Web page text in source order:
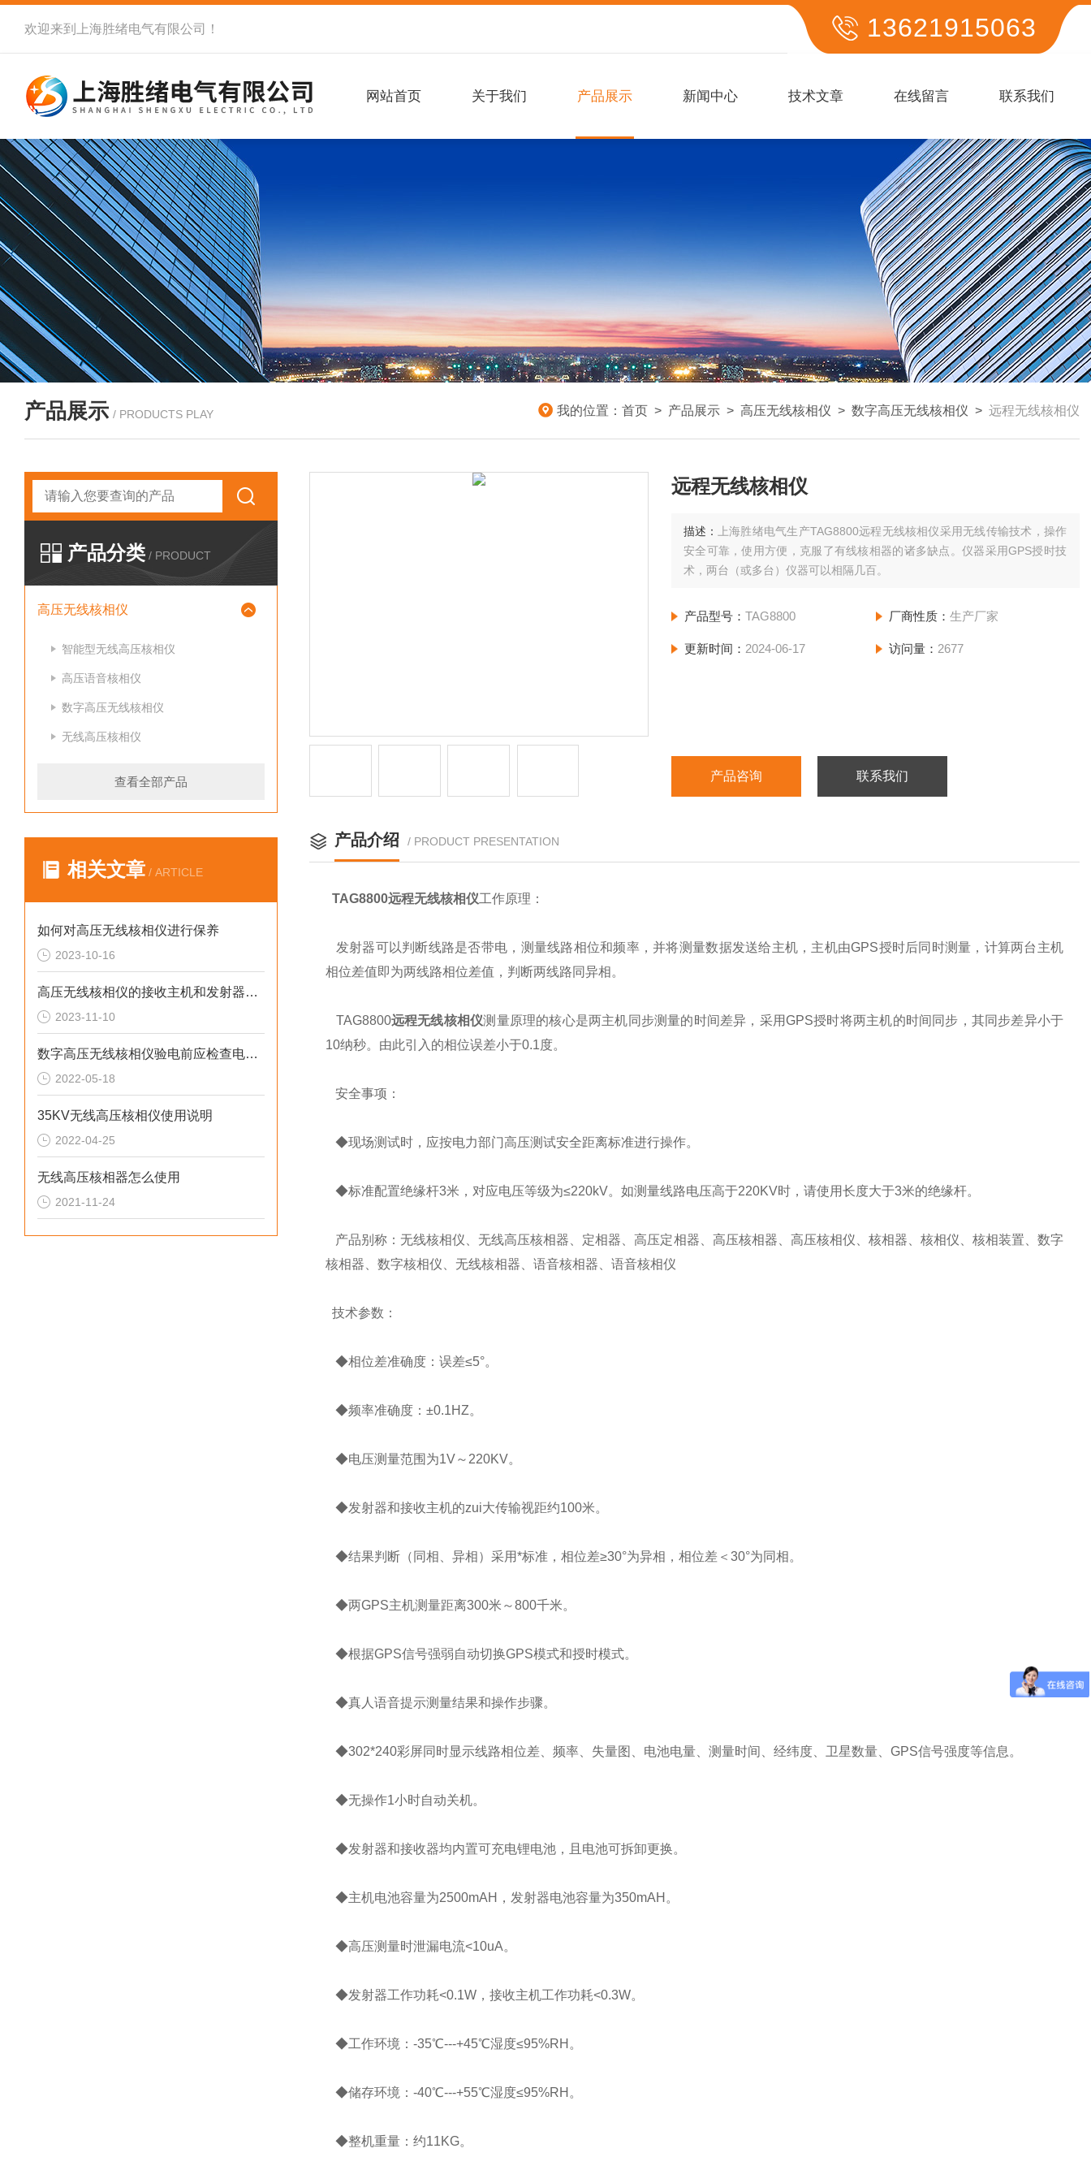
欢迎来到 上海胜绪电气有限公司 ！ 13621915063
网站首页 关于我们 产品展示 新闻中心 技术文章 在线留言 联系我们
产品展示 / PRODUCTS PLAY 我的位置： 首页 > 产品展示 > 高压无线核相仪 > 数字高压无线核相仪 > 远程无线核相仪
产品分类 / PRODUCT
高压无线核相仪
智能型无线高压核相仪
高压语音核相仪
数字高压无线核相仪
无线高压核相仪
查看全部产品
相关文章 / ARTICLE
如何对高压无线核相仪进行保养
2023-10-16
高压无线核相仪的接收主机和发射器如何检测？
2023-11-10
数字高压无线核相仪验电前应检查电镜是否合格
2022-05-18
35KV无线高压核相仪使用说明
2022-04-25
无线高压核相器怎么使用
2021-11-24
远程无线核相仪
描述：
上海胜绪电气生产TAG8800远程无线核相仪采用无线传输技术，操作
安全可靠，使用方便，克服了有线核相器的诸多缺点。仪器采用GPS授时技
术，两台（或多台）仪器可以相隔几百。
产品型号：TAG8800 厂商性质： 生产厂家
更新时间： 2024-06-17 访问量： 2677
产品咨询 联系我们
产品介绍 / PRODUCT PRESENTATION
TAG8800远程无线核相仪工作原理：
发射器可以判断线路是否带电，测量线路相位和频率，并将测量数据发送给主机，主机由GPS授时后同时测量，计算两台主机
相位差值即为两线路相位差值，判断两线路同异相。
TAG8800远程无线核相仪测量原理的核心是两主机同步测量的时间差异，采用GPS授时将两主机的时间同步，其同步差异小于
10纳秒。由此引入的相位误差小于0.1度。
安全事项：
◆现场测试时，应按电力部门高压测试安全距离标准进行操作。
◆标准配置绝缘杆3米，对应电压等级为≤220kV。如测量线路电压高于220KV时，请使用长度大于3米的绝缘杆。
产品别称：无线核相仪、无线高压核相器、定相器、高压定相器、高压核相器、高压核相仪、核相器、核相仪、核相装置、数字
核相器、数字核相仪、无线核相器、语音核相器、语音核相仪
技术参数：
◆相位差准确度：误差≤5°。
◆频率准确度：±0.1HZ。
◆电压测量范围为1V～220KV。
◆发射器和接收主机的zui大传输视距约100米。
◆结果判断（同相、异相）采用*标准，相位差≥30°为异相，相位差＜30°为同相。
◆两GPS主机测量距离300米～800千米。
◆根据GPS信号强弱自动切换GPS模式和授时模式。
◆真人语音提示测量结果和操作步骤。
◆302*240彩屏同时显示线路相位差、频率、失量图、电池电量、测量时间、经纬度、卫星数量、GPS信号强度等信息。
◆无操作1小时自动关机。
◆发射器和接收器均内置可充电锂电池，且电池可拆卸更换。
◆主机电池容量为2500mAH，发射器电池容量为350mAH。
◆高压测量时泄漏电流<10uA。
◆发射器工作功耗<0.1W，接收主机工作功耗<0.3W。
◆工作环境：-35℃---+45℃湿度≤95%RH。
◆储存环境：-40℃---+55℃湿度≤95%RH。
◆整机重量：约11KG。